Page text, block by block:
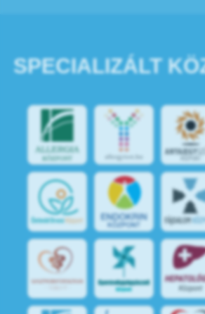
SPECIALIZÁLT